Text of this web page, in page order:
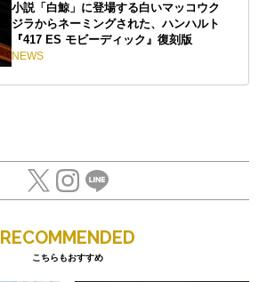
小説「白鯨」に登場する白いマッコウク
ジラからネーミングされた、ハンハルト
『417 ES モビーディック』復刻版
NEWS
RECOMMENDED
こちらもおすすめ